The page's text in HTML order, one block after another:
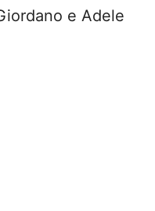
e Adele